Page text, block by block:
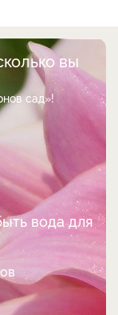
вы
сад»!
вода для